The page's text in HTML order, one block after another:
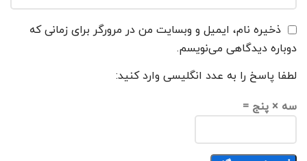
ذخیره نام، ایمیل و وبسایت من در مرورگر برای زمانی که
دوباره دیدگاهی می‌نویسم.
لطفا پاسخ را به عدد انگلیسی وارد کنید:
سه × پنج =